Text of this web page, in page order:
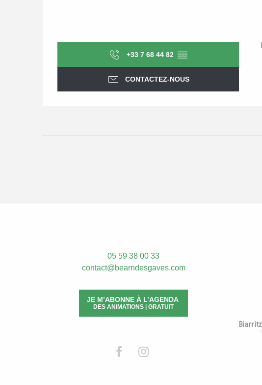
+33 7 68 44 82 ▒▒
CONTACTEZ-NOUS
05 59 38 00 33
contact@bearndesgaves.com
JE M’ABONNE À L’AGENDA
DES ANIMATIONS | GRATUIT